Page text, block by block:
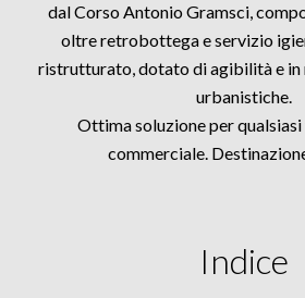
dal Corso Antonio Gramsci,
oltre retrobottega e servizio
ristrutturato, dotato di agibilità e in
urbanistiche.
Ottima soluzione per
commerciale.
Indice